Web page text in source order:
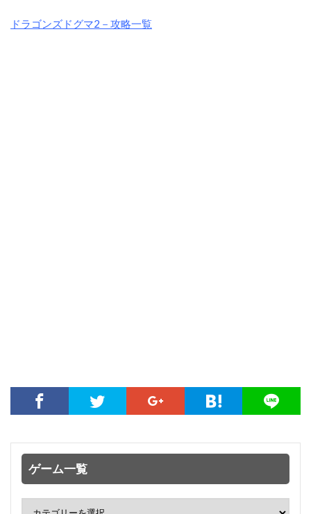
ドラゴンズドグマ2－攻略一覧
ゲーム一覧